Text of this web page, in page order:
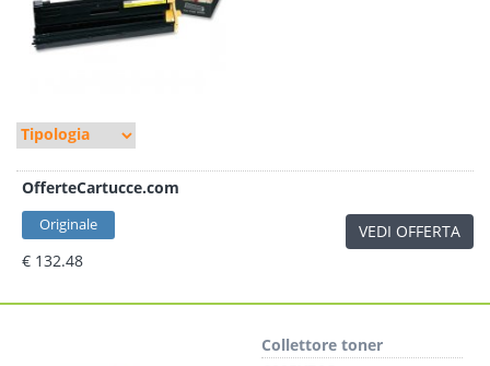
OfferteCartucce.com
Originale
€ 132.48
VEDI OFFERTA
Collettore toner